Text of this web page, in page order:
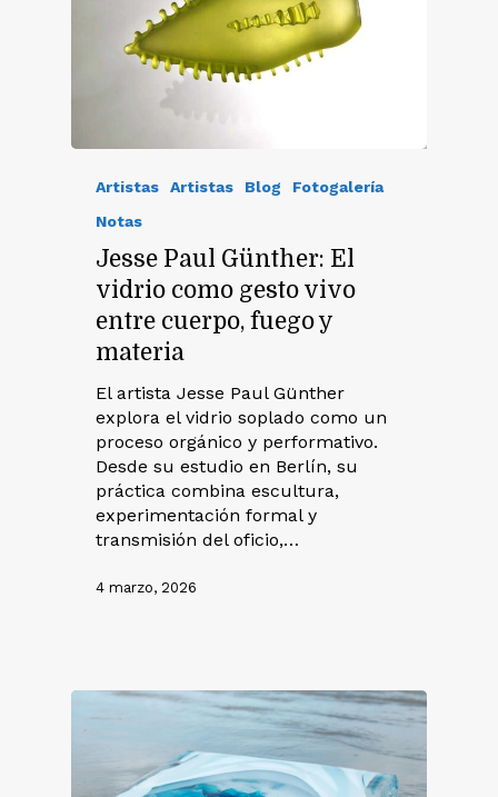
Artistas Artistas Blog
Fotogalería
Notas
Jesse Paul Günther: El
vidrio como gesto vivo
entre cuerpo, fuego y
materia
El artista Jesse Paul Günther
explora el vidrio soplado como un
proceso orgánico y performativo.
Desde su estudio en Berlín, su
práctica combina escultura,
experimentación formal y
transmisión del oficio,…
4 marzo, 2026